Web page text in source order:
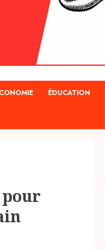
ÉDUCATION
pour